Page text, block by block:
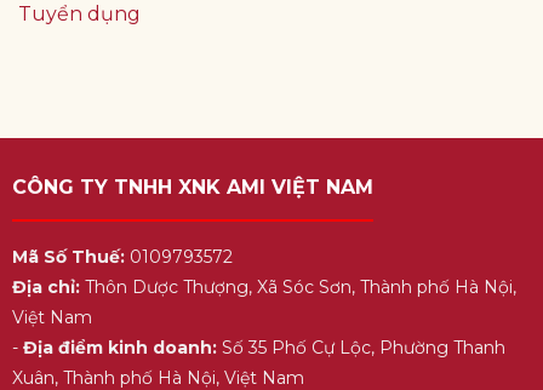
Tuyển dụng
CÔNG TY TNHH XNK AMI VIỆT NAM
Mã Số Thuế:0109793572
Địa chỉ:Thôn Dược Thượng, Xã Sóc Sơn, Thành phố Hà Nội,
Việt Nam
- Địa điểm kinh doanh:Số 35 Phố Cự Lộc, Phường Thanh
Xuân, Thành phố Hà Nội, Việt Nam